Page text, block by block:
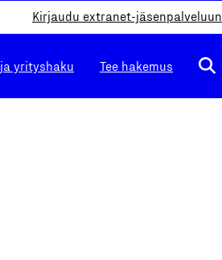
Kirjaudu extranet-jäsenpalveluun
yrityshaku Tee hakemus